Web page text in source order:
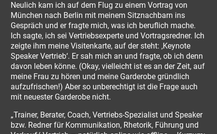
Neulich kam ich auf dem Flug zu einem Vortrag von
München nach Berlin mit meinem Sitznachbarn ins
Gespräch und er fragte mich, was ich beruflich mache.
Ich sagte, ich sei Vertriebsexperte und Vortragsredner. Ich
zeigte ihm meine Visitenkarte, auf der steht: ‚Keynote
Speaker Vertrieb‘. Er sah mich an und fragte, ob ich denn
davon leben könne. (Okay, vielleicht ist es an der Zeit, auf
meine Frau zu hören und meine Garderobe gründlich
aufzufrischen!) Aber so unberechtigt ist die Frage auch
mit neuester Garderobe nicht.
„Trainer, Berater, Coach, Vertriebs-Spezialist und Speaker
bzw. Redner für Kommunikation, Rhetorik, Führung und